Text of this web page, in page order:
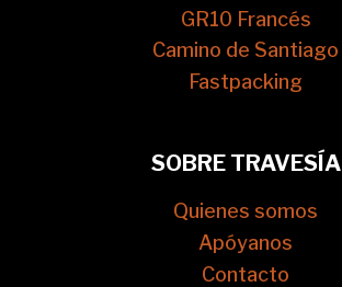
GR10 Francés
Camino de Santiago
Fastpacking
SOBRE TRAVESÍA
Quienes somos
Apóyanos
Contacto